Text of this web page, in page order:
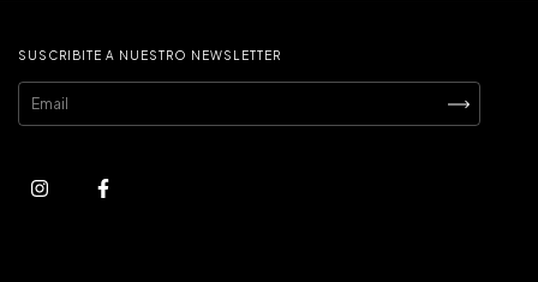
SUSCRIBITE A NUESTRO NEWSLETTER